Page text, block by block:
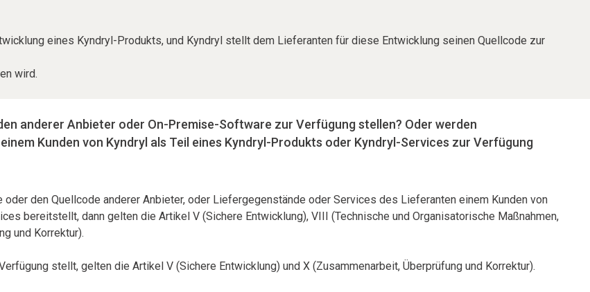
eines Kyndryl-Produkts, und Kyndryl stellt dem Lieferanten für diese Entwicklung seinen Quellcode zur
wird.
anderer Anbieter oder On-Premise-Software zur Verfügung stellen? Oder werden
Kunden von Kyndryl als Teil eines Kyndryl-Produkts oder Kyndryl-Services zur Verfügung
den Quellcode anderer Anbieter, oder Liefergegenstände oder Services des Lieferanten einem Kunden von
bereitstellt, dann gelten die Artikel V (Sichere Entwicklung), VIII (Technische und Organisatorische Maßnahmen,
und Korrektur).
stellt, gelten die Artikel V (Sichere Entwicklung) und X (Zusammenarbeit, Überprüfung und Korrektur).